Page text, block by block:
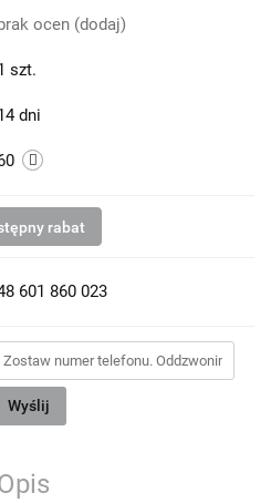
brak ocen (dodaj)
szt.
dni
rabat
601 860 023
Wyślij